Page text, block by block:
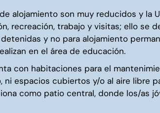
alojamiento son muy reducidos y la
recreación, trabajo y visitas; ello se
y no para alojamiento
en el área de educación.
con habitaciones para el
ni espacios cubiertos y/o al aire libre
como patio central, donde los/as